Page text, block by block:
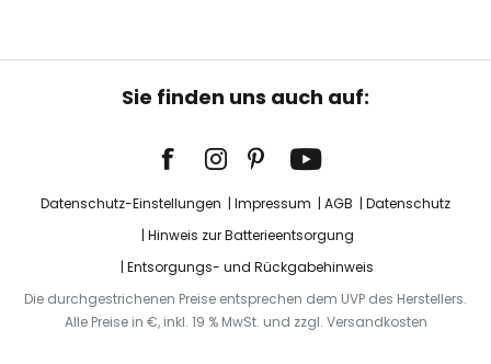
Sie finden uns auch auf:
Datenschutz-Einstellungen Impressum AGB
Datenschutz
Hinweis zur Batterieentsorgung
Entsorgungs- und Rückgabehinweis
Die durchgestrichenen Preise entsprechen dem UVP des Herstellers.
Alle Preise in €, inkl. 19 % MwSt. und zzgl. Versandkosten